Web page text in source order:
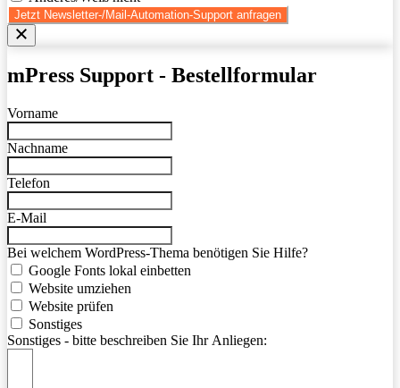
Jetzt Newsletter-/Mail-Automation-Support anfragen
mPress Support - Bestellformular
Vorname
Nachname
Telefon
E-Mail
Bei welchem WordPress-Thema benötigen Sie Hilfe?
Google Fonts lokal einbetten
Website umziehen
Website prüfen
Sonstiges
Sonstiges - bitte beschreiben Sie Ihr Anliegen: